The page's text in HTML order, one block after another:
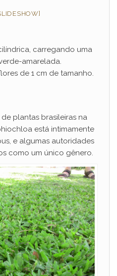
carregando uma
amarelada.
de 1 cm de tamanho.
plantas brasileiras na
está intimamente
e algumas autoridades
como um único gênero.